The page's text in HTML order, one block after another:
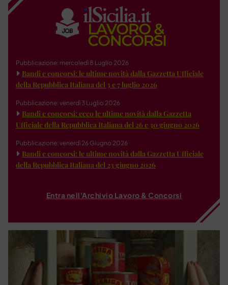
Pubblicazione: mercoledì 8 Luglio 2026
Bandi e concorsi: le ultime novità dalla Gazzetta Ufficiale
della Repubblica Italiana del 3 e 7 luglio 2026
Pubblicazione: venerdì 3 Luglio 2026
Bandi e concorsi: ecco le ultime novità dalla Gazzetta
Ufficiale della Repubblica Italiana del 26 e 30 giugno 2026
Pubblicazione: venerdì 26 Giugno 2026
Bandi e concorsi: le ultime novità dalla Gazzetta Ufficiale
della Repubblica Italiana del 23 giugno 2026
Entra nell'Archivio Lavoro & Concorsi